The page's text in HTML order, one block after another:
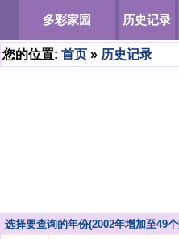
多彩家园 历史记录
您的位置: 首页 » 历史记录
选择要查询的年份(2002年增加至49